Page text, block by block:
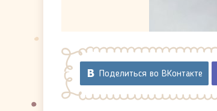
Поделиться во ВКонтакте